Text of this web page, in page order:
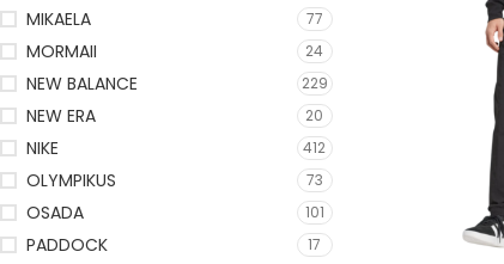
MIKAELA 77
MORMAII 24
NEW BALANCE 229
NEW ERA 20
NIKE 412
OLYMPIKUS 73
OSADA 101
PADDOCK 17